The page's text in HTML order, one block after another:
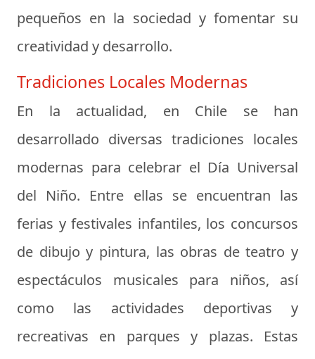
pequeños en la sociedad y fomentar su
creatividad y desarrollo.
Tradiciones Locales Modernas
En la actualidad, en Chile se han
desarrollado diversas tradiciones locales
modernas para celebrar el Día Universal
del Niño. Entre ellas se encuentran las
ferias y festivales infantiles, los concursos
de dibujo y pintura, las obras de teatro y
espectáculos musicales para niños, así
como las actividades deportivas y
recreativas en parques y plazas. Estas